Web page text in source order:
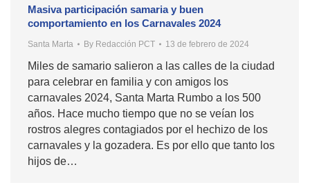
Masiva participación samaria y buen
comportamiento en los Carnavales 2024
Santa Marta By Redacción PCT 13 de febrero de 2024
Miles de samario salieron a las calles de la ciudad
para celebrar en familia y con amigos los
carnavales 2024, Santa Marta Rumbo a los 500
años. Hace mucho tiempo que no se veían los
rostros alegres contagiados por el hechizo de los
carnavales y la gozadera. Es por ello que tanto los
hijos de…